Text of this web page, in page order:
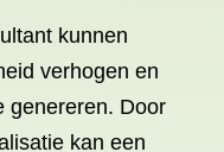
kunnen
verhogen en
genereren. Door
kan een